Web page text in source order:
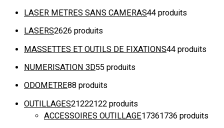
LASER METRES SANS CAMERAS44 produits
LASERS2626 produits
MASSETTES ET OUTILS DE FIXATIONS44 produits
NUMERISATION 3D55 produits
ODOMETRE88 produits
OUTILLAGES21222122 produits
ACCESSOIRES OUTILLAGE17361736 produits